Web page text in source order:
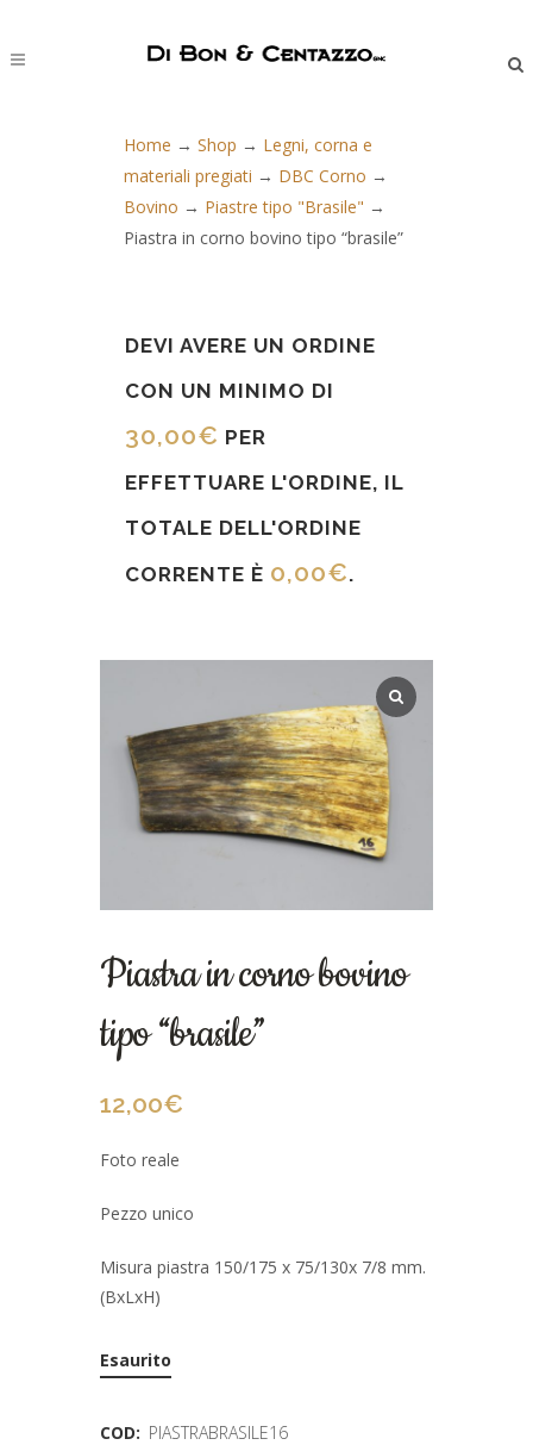
Home → Shop → Legni, corna e
materiali pregiati → DBC Corno →
Bovino → Piastre tipo "Brasile" →
Piastra in corno bovino tipo “brasile”
DEVI AVERE UN ORDINE
CON UN MINIMO DI
30,00€ PER
EFFETTUARE L'ORDINE, IL
TOTALE DELL'ORDINE
CORRENTE È 0,00€.
Piastra in corno bovino
tipo “brasile”
12,00€
Foto reale
Pezzo unico
Misura piastra 150/175 x 75/130x 7/8 mm.
(BxLxH)
Esaurito
COD: PIASTRABRASILE16